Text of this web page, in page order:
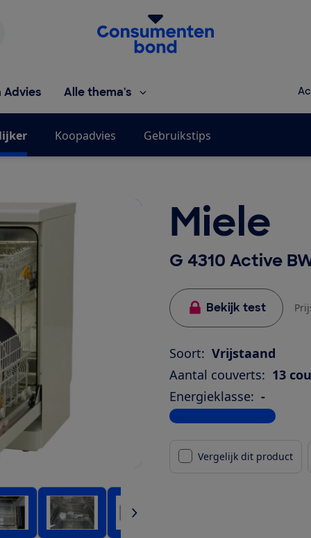
Homepage van de Consumentenbond
Advies Alle thema's
Koopadvies Gebruikstips
Miele
G 4310 Active
Bekijk test
Soort: Vrijstaand
Aantal couverts: 13
Energieklasse: -
Bekijk alle specificaties
Vergelijk dit product